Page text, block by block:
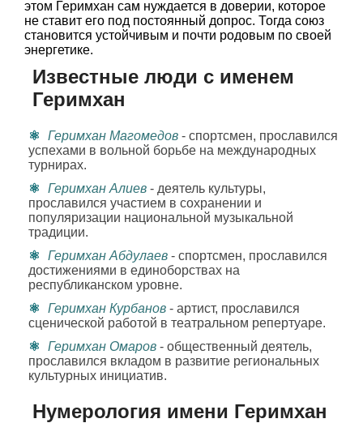
этом Геримхан сам нуждается в доверии, которое
не ставит его под постоянный допрос. Тогда союз
становится устойчивым и почти родовым по своей
энергетике.
Известные люди с именем
Геримхан
Геримхан Магомедов - спортсмен, прославился
успехами в вольной борьбе на международных
турнирах.
Геримхан Алиев - деятель культуры,
прославился участием в сохранении и
популяризации национальной музыкальной
традиции.
Геримхан Абдулаев - спортсмен, прославился
достижениями в единоборствах на
республиканском уровне.
Геримхан Курбанов - артист, прославился
сценической работой в театральном репертуаре.
Геримхан Омаров - общественный деятель,
прославился вкладом в развитие региональных
культурных инициатив.
Нумерология имени Геримхан